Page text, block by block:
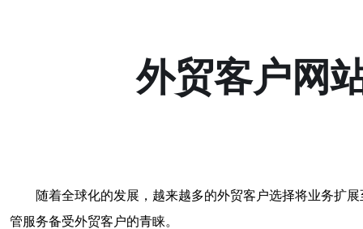
外贸客户网
随着全球化的发展，越来越多的外贸客户选择将业务扩
管服务备受外贸客户的青睐。